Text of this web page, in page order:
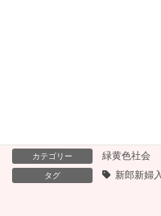
カテゴリー 緑黄色社会
タグ 新郎新婦